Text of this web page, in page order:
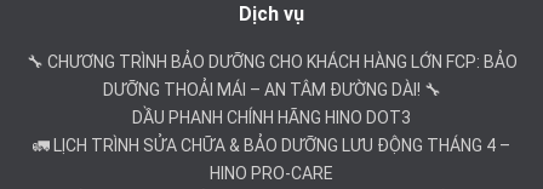
Dịch vụ
🔧 CHƯƠNG TRÌNH BẢO DƯỠNG CHO KHÁCH HÀNG LỚN FCP: BẢO
DƯỠNG THOẢI MÁI – AN TÂM ĐƯỜNG DÀI! 🔧
DẦU PHANH CHÍNH HÃNG HINO DOT3
🚛 LỊCH TRÌNH SỬA CHỮA & BẢO DƯỠNG LƯU ĐỘNG THÁNG 4 –
HINO PRO-CARE